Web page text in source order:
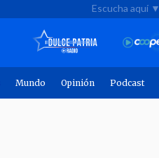
Escucha aquí ▼
Mundo Opinión Podcast